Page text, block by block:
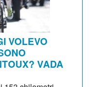
VOLEVO
VADA